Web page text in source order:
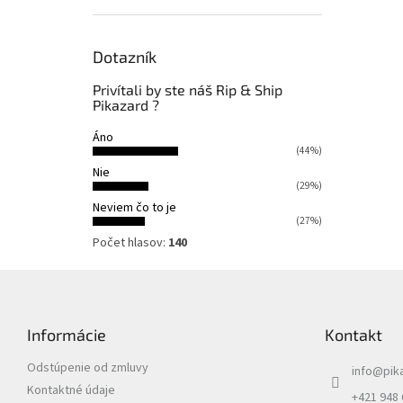
Dotazník
Privítali by ste náš Rip & Ship
Pikazard ?
Áno
(44%)
Nie
(29%)
Neviem čo to je
(27%)
Počet hlasov: 140
Informácie
Odstúpenie od zmluvy
Kontaktné údaje
Kontakt
info@
+421 948